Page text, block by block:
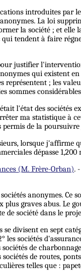
introduites par
La loi
la société ; et elle
tendent à faire
justifier
qui existent en
représentent ; les
sommes
l'état des sociétés
ma statistique à
permis de la
lorsque j'affirme
dépasse 1,200
(M. Frère-Orban).
anonymes. Ce
graves abus. Le
de société dans le
se divisent en sept
les sociétés
de
de routes,
telles que :